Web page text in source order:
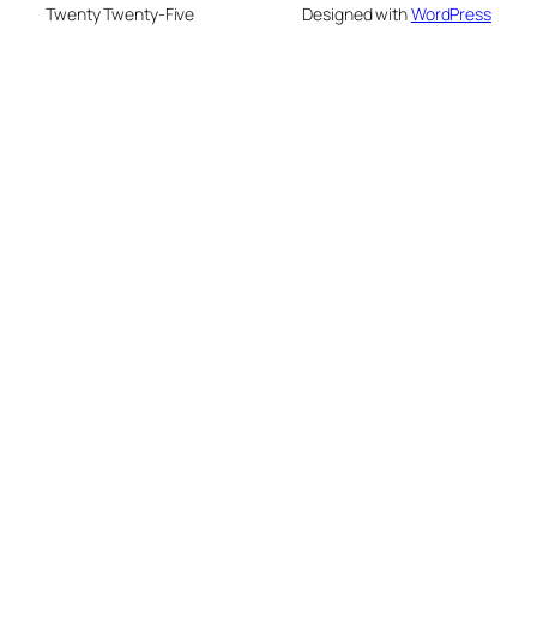
Twenty Twenty-Five Designed withWordPress